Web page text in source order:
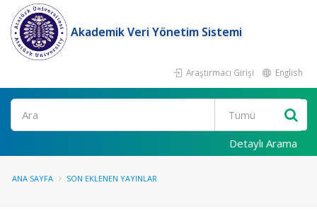
Akademik Veri Yönetim Sistemi
Araştırmacı Girişi English
Ara
Detaylı Arama
ANA SAYFA SON EKLENEN YAYINLAR